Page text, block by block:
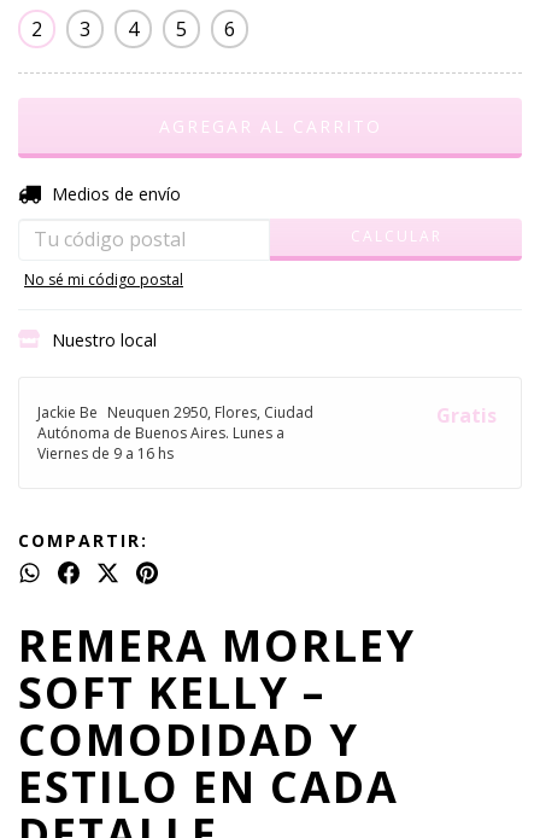
2 3 4 5 6
Entregas para el CP:
Medios de envío
CALCULAR
No sé mi código postal
Nuestro local
Jackie Be Neuquen 2950, Flores, Ciudad
Autónoma de Buenos Aires. Lunes a
Viernes de 9 a 16 hs
Gratis
COMPARTIR:
REMERA MORLEY
SOFT KELLY –
COMODIDAD Y
ESTILO EN CADA